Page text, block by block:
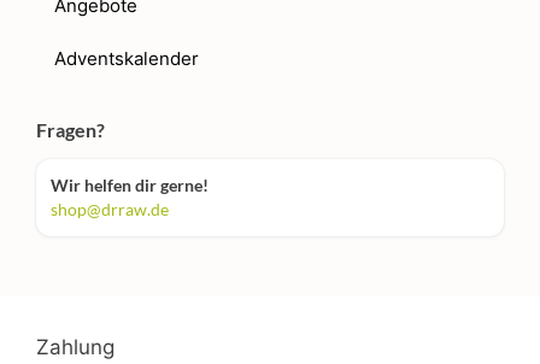
Angebote
Adventskalender
Fragen?
Wir helfen dir gerne!
shop@drraw.de
Zahlung